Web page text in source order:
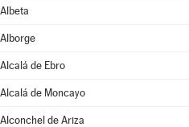
Albeta
Alborge
Alcalá de Ebro
Alcalá de Moncayo
Alconchel de Ariza